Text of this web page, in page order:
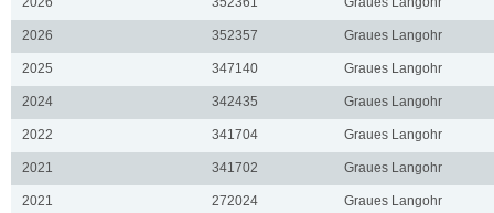
2026 352357 Graues Langohr
2025 347140 Graues Langohr
2024 342435 Graues Langohr
2022 341704 Graues Langohr
2021 341702 Graues Langohr
2021 272024 Graues Langohr